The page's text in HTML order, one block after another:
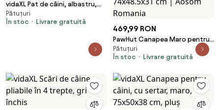
vidaXL Pat de câini, albastru,
70x45x33 cm, catifea
Pătuțuri
În stoc
Livrare gratuită
469,99 RON
PawHut Canapea Maro pentru
Animale cu Pernă Detașabilă și
Spumă de Cauciuc, Confort și
Romania
Pătuțuri
În stoc
Livrare gratuită